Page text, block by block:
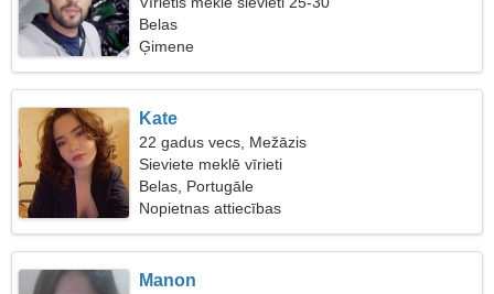
Belas
Ģimene
Kate
22 gadus vecs, Mežāzis
Sieviete meklē vīrieti
Belas, Portugāle
Nopietnas attiecības
Manon